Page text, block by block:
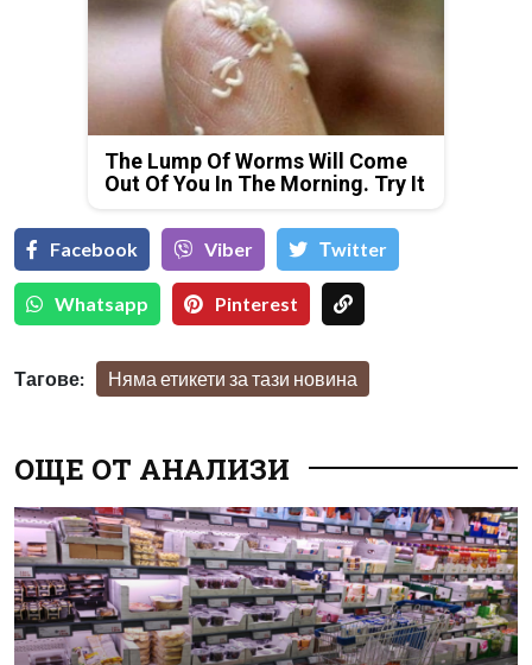
The Lump Of Worms Will Come
Out Of You In The Morning. Try It
Facebook Viber Тwitter
Whatsapp Pinterest
Тагове: Няма етикети за тази новина
ОЩЕ ОТ АНАЛИЗИ